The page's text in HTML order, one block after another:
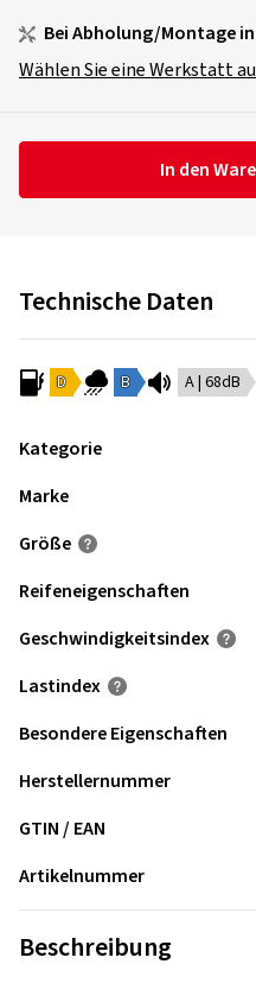
Bei Abholung/Montage
Wählen Sie eine Werkstatt
In den
Technische Daten
D B A | 68dB
Kategorie
Marke
Größe
Reifeneigenschaften
Geschwindigkeits­index
Lastindex
Besondere Eigenschaften
Herstellernummer
GTIN / EAN
Artikelnummer
Beschreibung